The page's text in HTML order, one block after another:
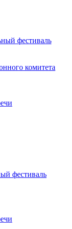
фестиваль
комитета
фестиваль